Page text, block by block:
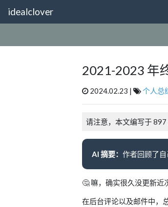
idealclover
2021-2023 年
2024.02.23 | 个人总
请注意，本文编写于 897
AI 摘要：
🤔 嘛，确实很久没更新近
在后台评论以及邮件中，